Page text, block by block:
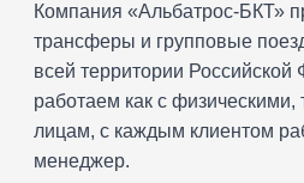
Компания «Альбатрос-БКТ»
трансферы и групповые
всей территории
работаем как с физическими,
лицам, с каждым клиентом
менеджер.